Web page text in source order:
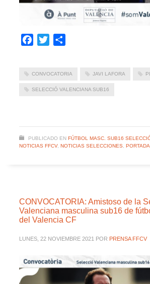
Facebook
Twitter
CONVOCATORIA JAVI LAFORA
SELECCIÓ VALENCIANA SUB16
PUBLICADO EN FÚTBOL MASC. SUB16
NOTICIAS FFCV, NOTICIAS SELECCIONES, PORTADA
CONVOCATORIA: Amistoso de la
Valenciana masculina sub16 de
del Valencia CF
LUNES, 22 NOVIEMBRE 2021 POR PRENSA FFCV